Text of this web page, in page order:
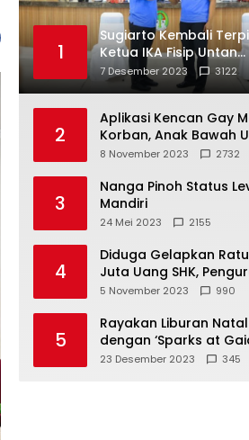
1
Sugiarto Kembali
Ketua IKA Fisip Untan
Ketapang
7 Desember 2023 3122
2
Aplikasi Kencan Gay
Korban, Anak Bawah
Jadi Korban
8 November 2023 2732
3
Nanga Pinoh Status
Mandiri
24 Mei 2023 2155
4
Diduga Gelapkan
Juta Uang SHK,
Koperasi SUB
5 November 2023 990
5
Rayakan Liburan Natal
dengan ‘Sparks at
Sajikan Tempat Foto
23 Desember 2023 345